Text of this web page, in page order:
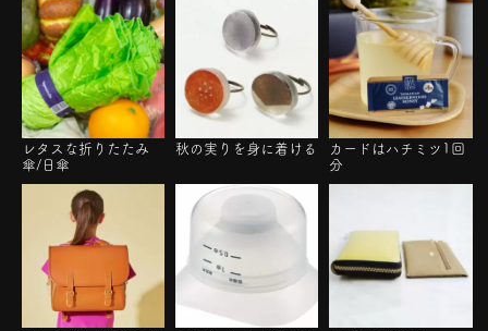
レタスな折りたたみ
傘/日傘
秋の実りを身に着ける
カードはハチミツ1回
分